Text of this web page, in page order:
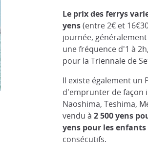
Le prix des ferrys
yens(entre 2€ et
journée,
une fréquence d'1 à
pour la Triennale de
Il existe également un
d'emprunter de façon
Naoshima, Teshima,
vendu à 2 500 yens
yens pour les enfants
consécutifs.